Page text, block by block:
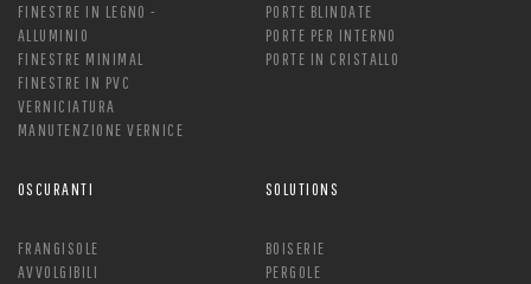
FINESTRE IN LEGNO -
ALLUMINIO
FINESTRE MINIMAL
FINESTRE IN PVC
VERNICIATURA
MANUTENZIONE VERNICE
PORTE BLINDATE
PORTE PER INTERNO
PORTE IN CRISTALLO
OSCURANTI
FRANGISOLE
AVVOLGIBILI
SOLUTIONS
BOISERIE
PERGOLE